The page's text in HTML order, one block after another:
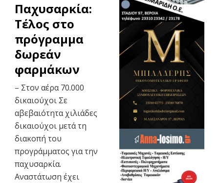
Παχυσαρκία:
Τέλος στο
πρόγραμμα
δωρεάν
φαρμάκων
– Στον αέρα 70.000
δικαιούχοι Σε
αβεβαιότητα χιλιάδες
δικαιούχοι μετά τη
διακοπή του
προγράμματος για την
παχυσαρκία.
Αναστάτωση έχει